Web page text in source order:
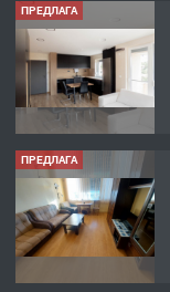
ПРЕДЛАГА
ПРЕДЛАГА